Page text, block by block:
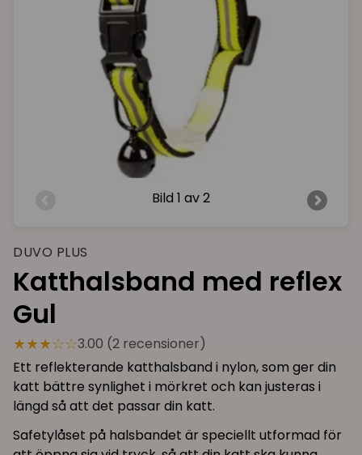
Bild 1 av 2
DUVO PLUS
Katthalsband med reflex
Gul
★★★☆☆3.00 (2 recensioner)
Ett reflekterande katthalsband i nylon, som ger din
katt bättre synlighet i mörkret och kan justeras i
längd så att det passar din katt.
Safetylåset på halsbandet är speciellt utformad för